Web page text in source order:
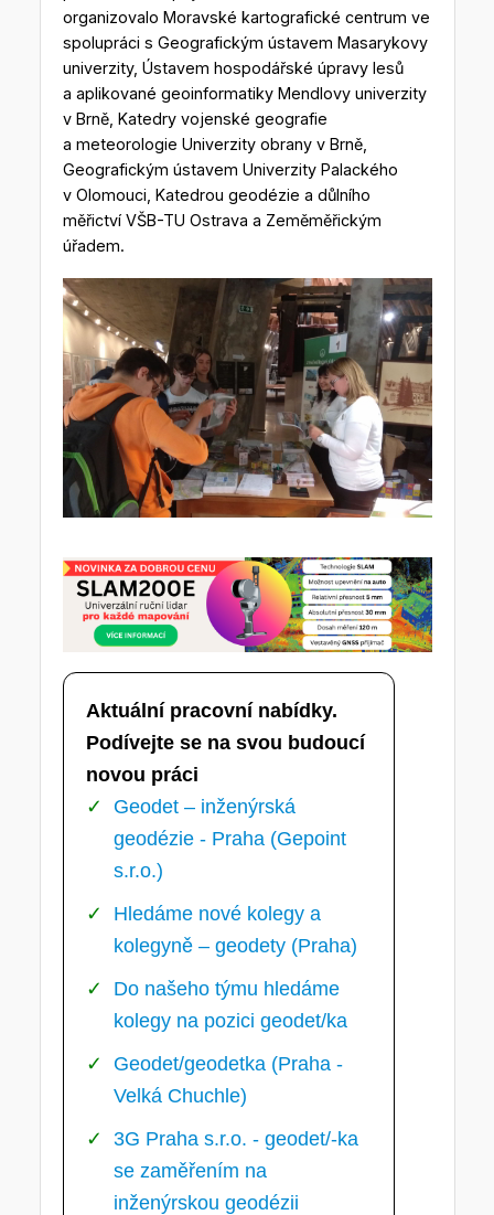
organizovalo Moravské kartografické centrum ve
spolupráci s Geografickým ústavem Masarykovy
univerzity, Ústavem hospodářské úpravy lesů
a aplikované geoinformatiky Mendlovy univerzity
v Brně, Katedry vojenské geografie
a meteorologie Univerzity obrany v Brně,
Geografickým ústavem Univerzity Palackého
v Olomouci, Katedrou geodézie a důlního
měřictví VŠB-TU Ostrava a Zeměměřickým
úřadem.
Aktuální pracovní nabídky.
Podívejte se na svou budoucí
novou práci
Geodet – inženýrská
geodézie - Praha (Gepoint
s.r.o.)
Hledáme nové kolegy a
kolegyně – geodety (Praha)
Do našeho týmu hledáme
kolegy na pozici geodet/ka
Geodet/geodetka (Praha -
Velká Chuchle)
3G Praha s.r.o. - geodet/-ka
se zaměřením na
inženýrskou geodézii